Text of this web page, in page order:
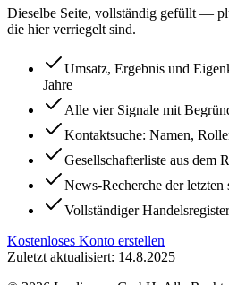
Dieselbe Seite, vollständig gefüllt —
die hier verriegelt sind.
Umsatz, Ergebnis und
Jahre
Alle vier Signale mit
Kontaktsuche: Namen,
Gesellschafterliste aus dem
News-Recherche der letzten
Vollständiger
Kostenloses Konto erstellen
Zuletzt aktualisiert: 14.8.2025